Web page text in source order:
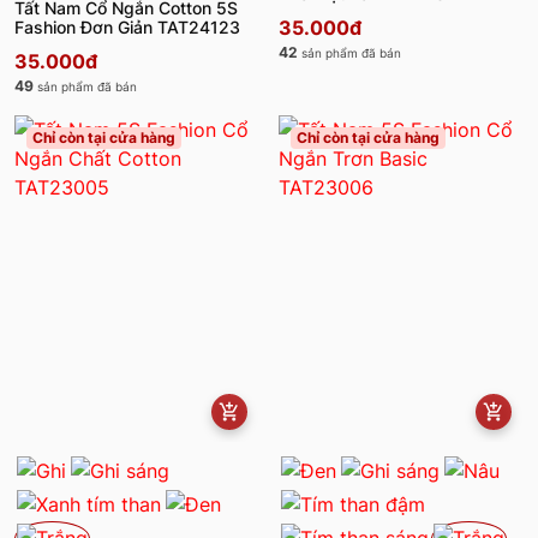
Tất Nam Cổ Ngắn Cotton 5S
Fashion Đơn Giản TAT24123
35.000đ
49 sản phẩm đã bán
35.000đ
42 sản phẩm đã bán
Chỉ còn tại cửa hàng Chỉ còn tại cửa hàng